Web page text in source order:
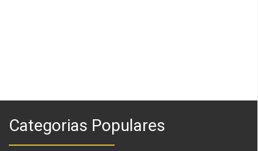
Categorias Populares